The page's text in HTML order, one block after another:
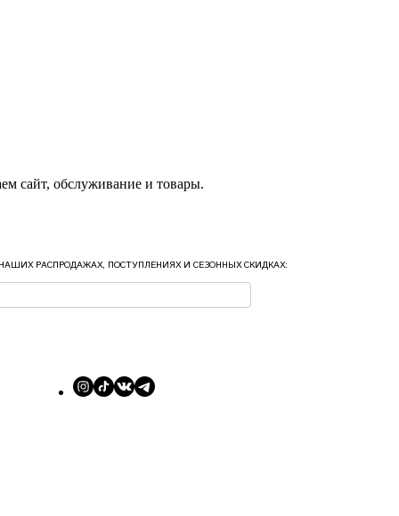
сайт, обслуживание и товары.
РАСПРОДАЖАХ, ПОСТУПЛЕНИЯХ И СЕЗОННЫХ СКИДКАХ: